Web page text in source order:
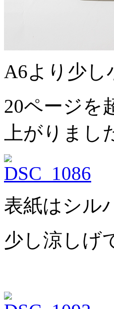
A6より少し
20ページを
上がりまし
表紙はシル
少し涼しげ